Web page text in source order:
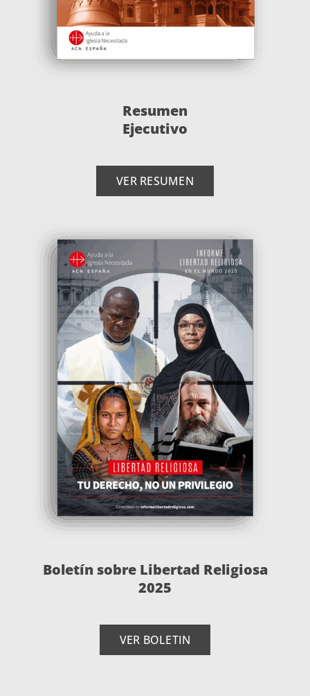
Resumen
Ejecutivo
VER RESUMEN
Boletín sobre Libertad Religiosa
2025
VER BOLETIN